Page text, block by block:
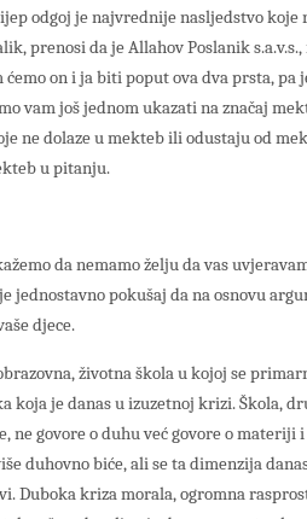
odgoj je najvrednije nasljedstvo koje
prenosi da je Allahov Poslanik
on i ja biti poput ova dva prsta, pa
vam još jednom ukazati na značaj
ne dolaze u mekteb ili odustaju od
u pitanju.
da nemamo želju da vas
jednostavno pokušaj da na osnovu
djece.
životna škola u kojoj se
koja je danas u izuzetnoj krizi. Škola,
ne govore o duhu već govore o materiji
duhovno biće, ali se ta dimenzija
Duboka kriza morala, ogromna